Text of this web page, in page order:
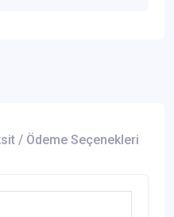
/ Ödeme Seçenekleri